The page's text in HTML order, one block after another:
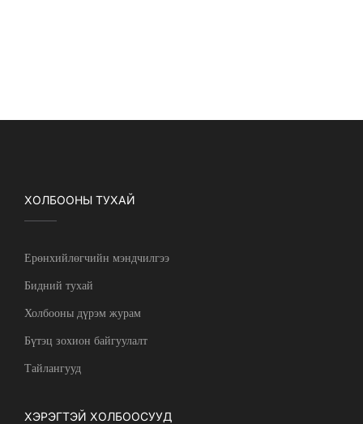
ХОЛБООНЫ ТУХАЙ
Ерөнхийлөгчийн мэндчилгээ
Бидний тухай
Холбооны дүрэм журам
Бүтэц зохион байгуулалт
Тайлангууд
ХЭРЭГТЭЙ ХОЛБООСУУД